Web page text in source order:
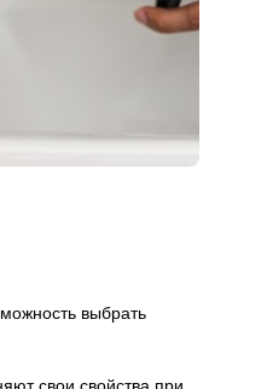
выбрать